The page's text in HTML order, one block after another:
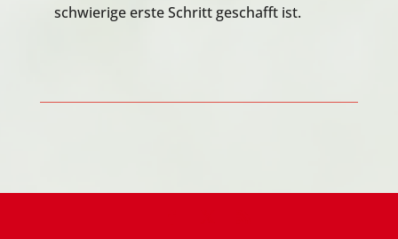
schwierige erste Schritt geschafft ist.